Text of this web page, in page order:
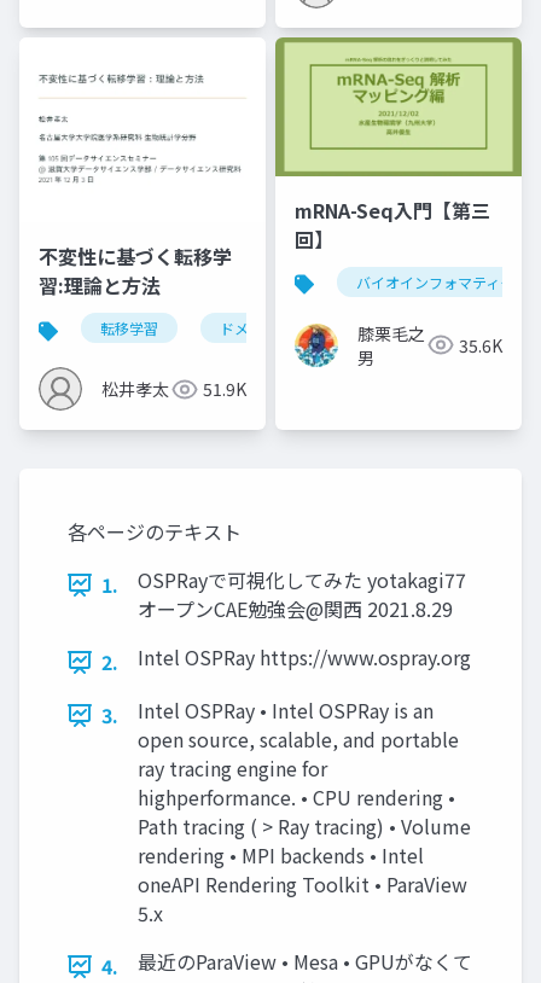
不変性に基づく転移学
習:理論と方法
転移学習 ドメイン適応 不変性
松井孝太 51.9K
mRNA-Seq入門【第三
回】
バイオインフォマティクス
膝栗毛之
男
35.6K
各ページのテキスト
1.
OSPRayで可視化してみた yotakagi77
オープンCAE勉強会@関西 2021.8.29
2.
Intel OSPRay https://www.ospray.org
3.
Intel OSPRay • Intel OSPRay is an
open source, scalable, and portable
ray tracing engine for
highperformance. • CPU rendering •
Path tracing ( > Ray tracing) • Volume
rendering • MPI backends • Intel
oneAPI Rendering Toolkit • ParaView
5.x
4.
最近のParaView • Mesa • GPUがなくて